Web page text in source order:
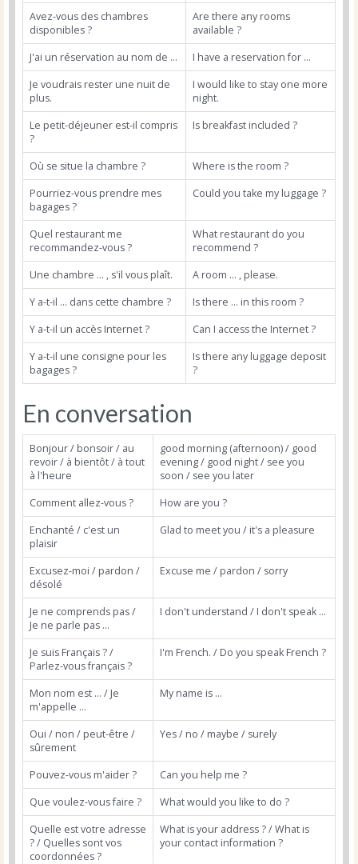
Avez-vous des chambres
disponibles ?
Are there any rooms
available ?
J'ai un réservation au nom de ...
I have a reservation for ...
Je voudrais rester une nuit de
plus.
I would like to stay one more
night.
Le petit-déjeuner est-il compris
?
Is breakfast included ?
Où se situe la chambre ?
Where is the room ?
Pourriez-vous prendre mes
bagages ?
Could you take my luggage ?
Quel restaurant me
recommandez-vous ?
What restaurant do you
recommend ?
Une chambre ... , s'il vous plaît.
A room ... , please.
Y a-t-il ... dans cette chambre ?
Is there ... in this room ?
Y a-t-il un accès Internet ?
Can I access the Internet ?
Y a-t-il une consigne pour les
bagages ?
Is there any luggage deposit
?
En conversation
Bonjour / bonsoir / au
revoir / à bientôt / à tout
à l'heure
good morning (afternoon) / good
evening / good night / see you
soon / see you later
Comment allez-vous ?
How are you ?
Enchanté / c'est un
plaisir
Glad to meet you / it's a pleasure
Excusez-moi / pardon /
désolé
Excuse me / pardon / sorry
Je ne comprends pas /
Je ne parle pas ...
I don't understand / I don't speak ...
Je suis Français ? /
Parlez-vous français ?
I'm French. / Do you speak French ?
Mon nom est ... / Je
m'appelle ...
My name is ...
Oui / non / peut-être /
sûrement
Yes / no / maybe / surely
Pouvez-vous m'aider ?
Can you help me ?
Que voulez-vous faire ?
What would you like to do ?
Quelle est votre adresse
? / Quelles sont vos
coordonnées ?
What is your address ? / What is
your contact information ?